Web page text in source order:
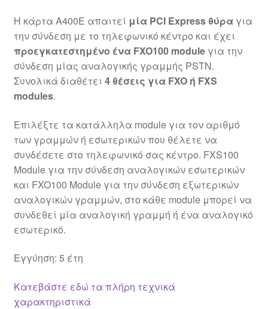
H κάρτα A400E απαιτεί μία PCIExpress θύραγια
την σύνδεση με το τηλεφωνικό κέντρο και έχει
προεγκατεστημένο ένα FXO100 moduleγια την
σύνδεση μίας αναλογικής γραμμής PSTN.
Συνολικά διαθέτει 4 θέσεις για FXOή FXS
modules.
Επιλέξτε τα κατάλληλα module για τον αριθμό
των γραμμών ή εσωτερικών που θέλετε να
συνδέσετε στο τηλεφωνικό σας κέντρο. FXS100
Module για την σύνδεση αναλογικών εσωτερικών
και FXO100 Module για την σύνδεση εξωτερικών
αναλογικών γραμμών, στο κάθε module μπορεί να
συνδεθεί μία αναλογική γραμμή ή ένα αναλογικό
εσωτερικό.
Εγγύηση: 5 έτη
Κατεβάστε εδώ τα πλήρη τεχνικά
χαρακτηριστικά